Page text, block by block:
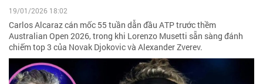
19/01/2026 18:02
Carlos Alcaraz cán mốc 55 tuần dẫn đầu ATP trước thềm
Australian Open 2026, trong khi Lorenzo Musetti sẵn sàng đánh
chiếm top 3 của Novak Djokovic và Alexander Zverev.